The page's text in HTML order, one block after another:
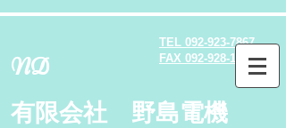
ND
TEL 092-923-7867
FAX 092-928-1231
​有限会社 野島電機